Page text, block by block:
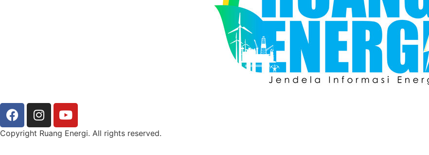
Copyright Ruang Energi. All rights reserved.